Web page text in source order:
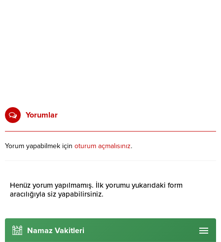
Yorumlar
Yorum yapabilmek için oturum açmalısınız.
Henüz yorum yapılmamış. İlk yorumu yukarıdaki form
aracılığıyla siz yapabilirsiniz.
Namaz Vakitleri